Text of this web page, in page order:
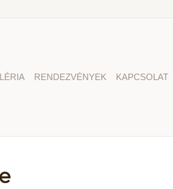
RENDEZVÉNYEK KAPCSOLAT